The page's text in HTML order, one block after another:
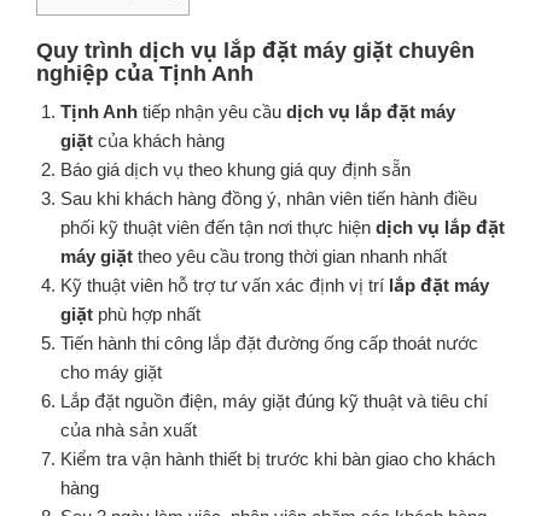
Quy trình dịch vụ lắp đặt máy giặt chuyên
nghiệp của Tịnh Anh
Tịnh Anh tiếp nhận yêu cầu dịch vụ lắp đặt máy
giặt của khách hàng
Báo giá dịch vụ theo khung giá quy định sẵn
Sau khi khách hàng đồng ý, nhân viên tiến hành điều
phối kỹ thuật viên đến tận nơi thực hiện dịch vụ lắp đặt
máy giặt theo yêu cầu trong thời gian nhanh nhất
Kỹ thuật viên hỗ trợ tư vấn xác định vị trí lắp đặt máy
giặt phù hợp nhất
Tiến hành thi công lắp đặt đường ống cấp thoát nước
cho máy giặt
Lắp đặt nguồn điện, máy giặt đúng kỹ thuật và tiêu chí
của nhà sản xuất
Kiểm tra vận hành thiết bị trước khi bàn giao cho khách
hàng